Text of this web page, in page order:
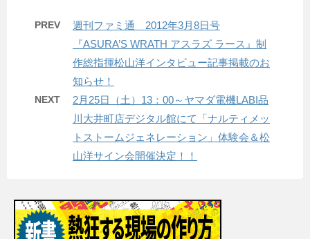
PREV
週刊ファミ通 2012年3月8日号
『ASURA’S WRATH アスラズ ラース』制
作総指揮松山洋インタビュー記事掲載のお
知らせ！
NEXT
2月25日（土）13：00～ヤマダ電機LABI品
川大井町店デジタル館にて「ナルティメッ
トストームジェネレーション」体験会＆松
山洋サイン会開催決定！！